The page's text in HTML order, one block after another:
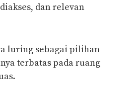
dan relevan
luring sebagai pilihan
terbatas pada ruang